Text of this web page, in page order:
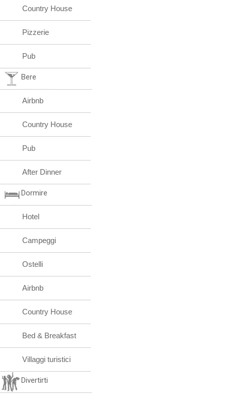
Country House
Pizzerie
Pub
Bere
Airbnb
Country House
Pub
After Dinner
Dormire
Hotel
Campeggi
Ostelli
Airbnb
Country House
Bed & Breakfast
Villaggi turistici
Divertirti